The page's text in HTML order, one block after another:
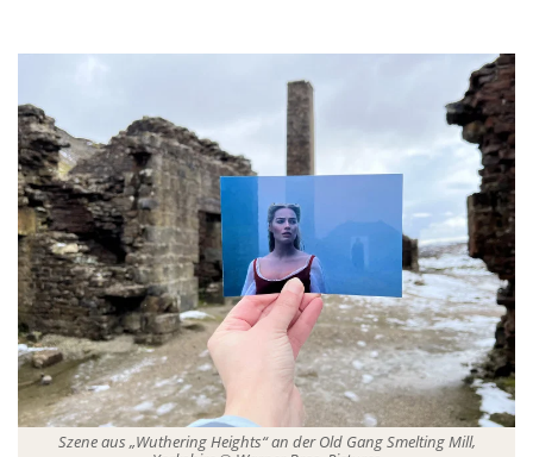
Szene aus „Wuthering Heights“ an der Old Gang Smelting Mill,